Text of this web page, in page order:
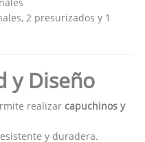
2 presurizados y 1
y Diseño
realizar capuchinos y
y duradera.